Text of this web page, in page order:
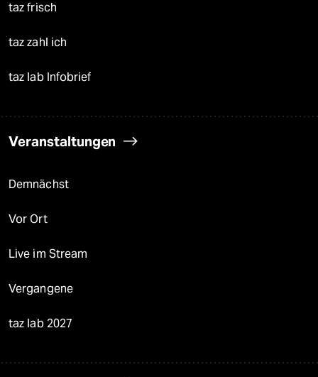
taz frisch
taz zahl ich
taz lab Infobrief
Veranstaltungen
Demnächst
Vor Ort
Live im Stream
Vergangene
taz lab 2027